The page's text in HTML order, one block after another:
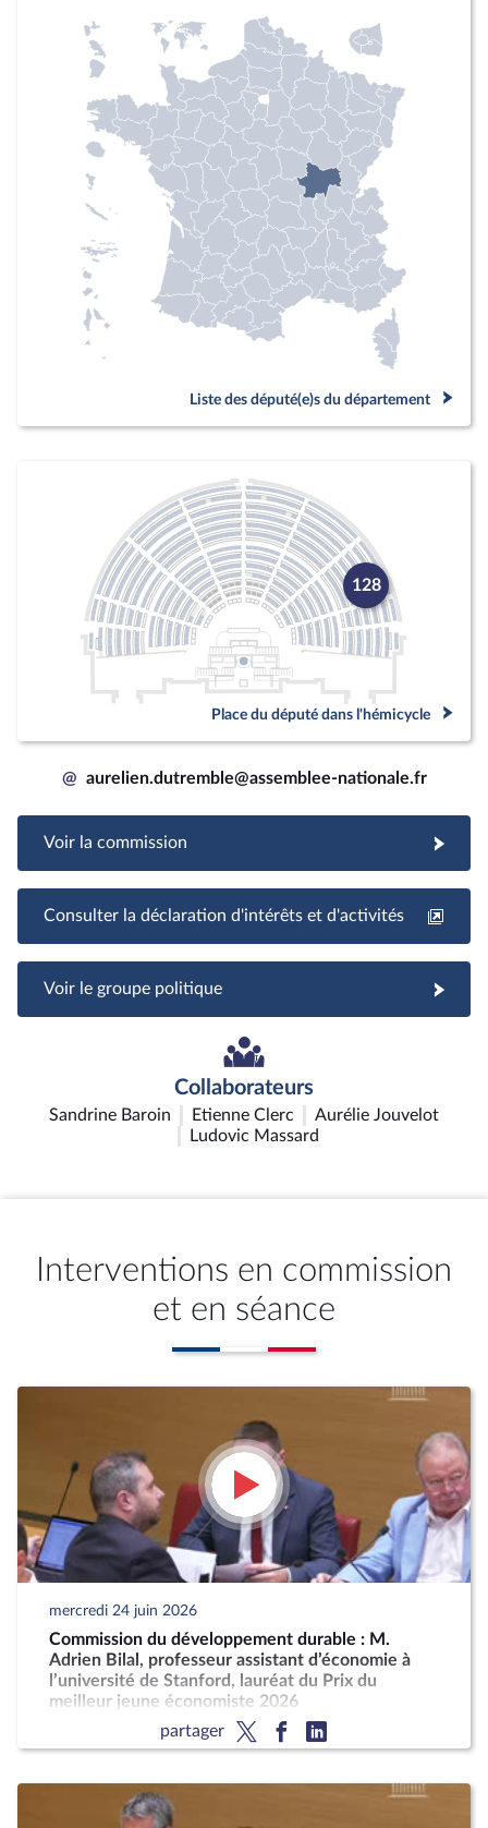
Liste des député(e)s du département
128
Place du député dans l'hémicycle
@ aurelien.dutremble@assemblee-nationale.fr
Voir la commission
Consulter la déclaration d'intérêts et d'activités
Voir le groupe politique
Collaborateurs
Sandrine Baroin Etienne Clerc
Aurélie Jouvelot
Ludovic Massard
Interventions en commission
et en séance
mercredi 24 juin 2026
Commission du développement durable : M.
Adrien Bilal, professeur assistant d’économie à
l’université de Stanford, lauréat du Prix du
meilleur jeune économiste 2026
partager